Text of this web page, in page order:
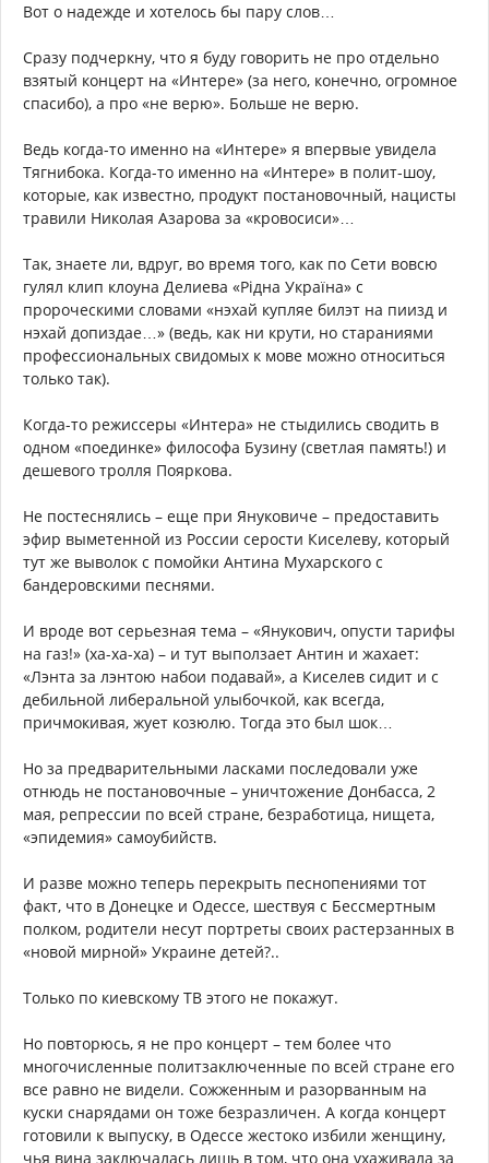
Вот о надежде и хотелось бы пару слов…
Сразу подчеркну, что я буду говорить не про отдельно
взятый концерт на «Интере» (за него, конечно, огромное
спасибо), а про «не верю». Больше не верю.
Ведь когда-то именно на «Интере» я впервые увидела
Тягнибока. Когда-то именно на «Интере» в полит-шоу,
которые, как известно, продукт постановочный, нацисты
травили Николая Азарова за «кровосиси»…
Так, знаете ли, вдруг, во время того, как по Сети вовсю
гулял клип клоуна Делиева «Рідна Україна» с
пророческими словами «нэхай купляе билэт на пиизд и
нэхай допиздае…» (ведь, как ни крути, но стараниями
профессиональных свидомых к мове можно относиться
только так).
Когда-то режиссеры «Интера» не стыдились сводить в
одном «поединке» философа Бузину (светлая память!) и
дешевого тролля Пояркова.
Не постеснялись – еще при Януковиче – предоставить
эфир выметенной из России серости Киселеву, который
тут же выволок с помойки Антина Мухарского с
бандеровскими песнями.
И вроде вот серьезная тема – «Янукович, опусти тарифы
на газ!» (ха-ха-ха) – и тут выползает Антин и жахает:
«Лэнта за лэнтою набои подавай», а Киселев сидит и с
дебильной либеральной улыбочкой, как всегда,
причмокивая, жует козюлю. Тогда это был шок…
Но за предварительными ласками последовали уже
отнюдь не постановочные – уничтожение Донбасса, 2
мая, репрессии по всей стране, безработица, нищета,
«эпидемия» самоубийств.
И разве можно теперь перекрыть песнопениями тот
факт, что в Донецке и Одессе, шествуя с Бессмертным
полком, родители несут портреты своих растерзанных в
«новой мирной» Украине детей?..
Только по киевскому ТВ этого не покажут.
Но повторюсь, я не про концерт – тем более что
многочисленные политзаключенные по всей стране его
все равно не видели. Сожженным и разорванным на
куски снарядами он тоже безразличен. А когда концерт
готовили к выпуску, в Одессе жестоко избили женщину,
чья вина заключалась лишь в том, что она ухаживала за